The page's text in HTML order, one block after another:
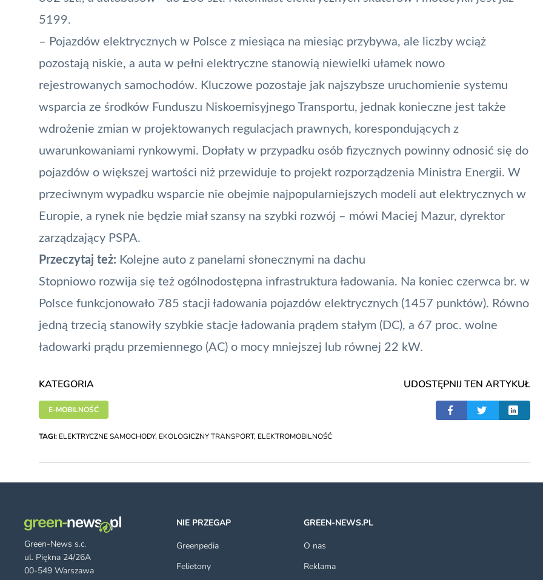
5199.
– Pojazdów elektrycznych w Polsce z miesiąca na miesiąc przybywa, ale liczby wciąż
pozostają niskie, a auta w pełni elektryczne stanowią niewielki ułamek nowo
rejestrowanych samochodów. Kluczowe pozostaje jak najszybsze uruchomienie systemu
wsparcia ze środków Funduszu Niskoemisyjnego Transportu, jednak konieczne jest także
wdrożenie zmian w projektowanych regulacjach prawnych, korespondujących z
uwarunkowaniami rynkowymi. Dopłaty w przypadku osób fizycznych powinny odnosić się do
pojazdów o większej wartości niż przewiduje to projekt rozporządzenia Ministra Energii. W
przeciwnym wypadku wsparcie nie obejmie najpopularniejszych modeli aut elektrycznych w
Europie, a rynek nie będzie miał szansy na szybki rozwój – mówi Maciej Mazur, dyrektor
zarządzający PSPA.
Przeczytaj też: Kolejne auto z panelami słonecznymi na dachu
Stopniowo rozwija się też ogólnodostępna infrastruktura ładowania. Na koniec czerwca br. w
Polsce funkcjonowało 785 stacji ładowania pojazdów elektrycznych (1457 punktów). Równo
jedną trzecią stanowiły szybkie stacje ładowania prądem stałym (DC), a 67 proc. wolne
ładowarki prądu przemiennego (AC) o mocy mniejszej lub równej 22 kW.
KATEGORIA
E-MOBILNOŚĆ
UDOSTĘPNIJ TEN ARTYKUŁ
TAGI: ELEKTRYCZNE SAMOCHODY, EKOLOGICZNY TRANSPORT, ELEKTROMOBILNOŚĆ
Green-News s.c.
ul. Piękna 24/26A
00-549 Warszawa
NIE PRZEGAP
Greenpedia
Felietony
GREEN-NEWS.PL
O nas
Reklama